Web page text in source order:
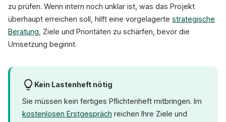
zu prüfen. Wenn intern noch unklar ist, was das Projekt
überhaupt erreichen soll, hilft eine vorgelagerte strategische
Beratung , Ziele und Prioritäten zu schärfen, bevor die
Umsetzung beginnt.
Kein Lastenheft nötig
Sie müssen kein fertiges Pflichtenheft mitbringen. Im
kostenlosen Erstgespräch reichen Ihre Ziele und